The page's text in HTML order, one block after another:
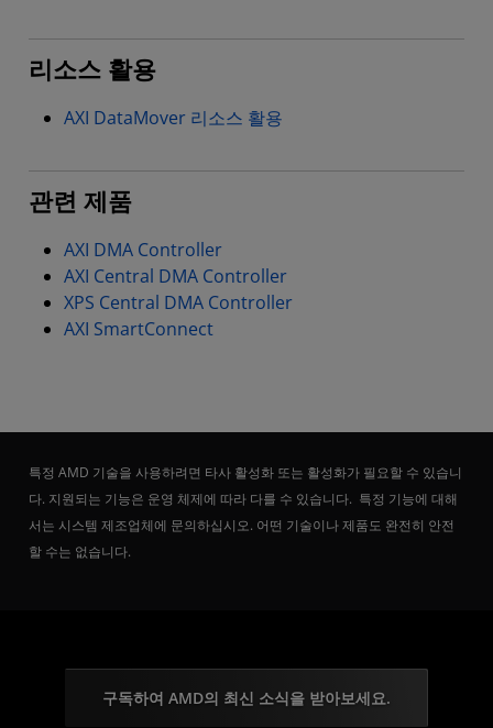
리소스 활용
AXI DataMover 리소스 활용
관련 제품
AXI DMA Controller
AXI Central DMA Controller
XPS Central DMA Controller
AXI SmartConnect
특정 AMD 기술을 사용하려면 타사 활성화 또는 활성화가 필요할 수 있습니
다. 지원되는 기능은 운영 체제에 따라 다를 수 있습니다. 특정 기능에 대해
서는 시스템 제조업체에 문의하십시오. 어떤 기술이나 제품도 완전히 안전
할 수는 없습니다.
구독하여 AMD의 최신 소식을 받아보세요.